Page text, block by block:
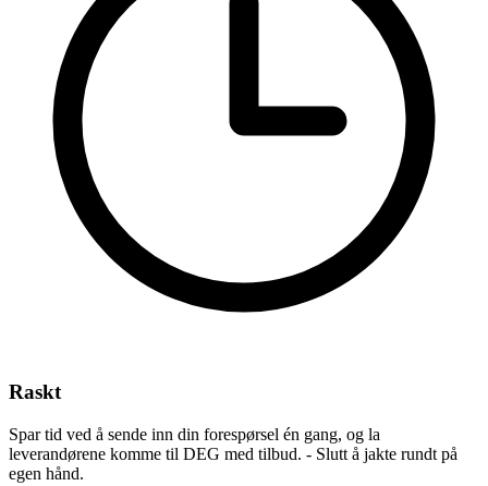
Raskt
Spar tid ved å sende inn din forespørsel én gang, og la
leverandørene komme til DEG med tilbud. - Slutt å jakte rundt på
egen hånd.